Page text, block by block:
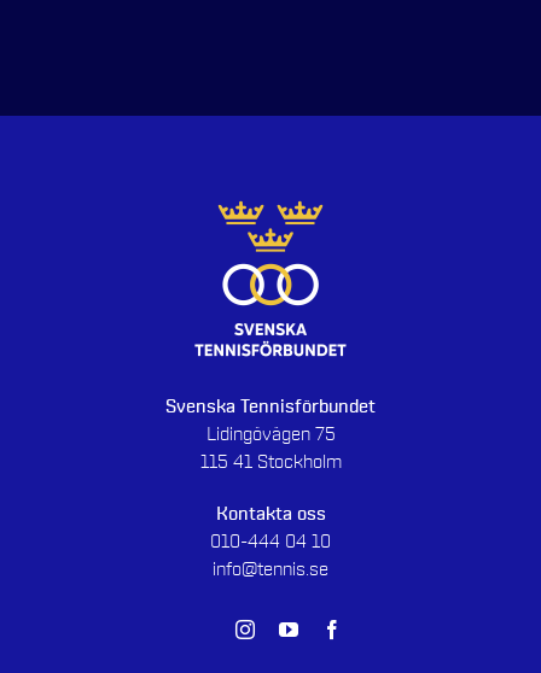
Svenska Tennisförbundet
Lidingövägen 75
115 41 Stockholm
Kontakta oss
010-444 04 10
info@tennis.se